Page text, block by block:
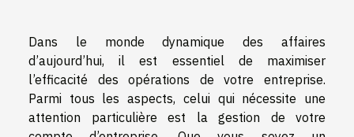
Dans le monde dynamique des affaires
d’aujourd’hui, il est essentiel de maximiser
l’efficacité des opérations de votre entreprise.
Parmi tous les aspects, celui qui nécessite une
attention particulière est la gestion de votre